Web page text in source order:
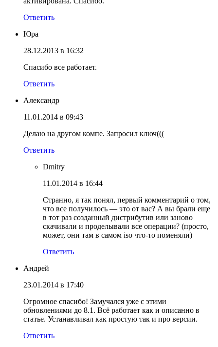
Ответить
Юра
28.12.2013 в 16:32
Спасибо все работает.
Ответить
Александр
11.01.2014 в 09:43
Делаю на другом компе. Запросил ключ(((
Ответить
Dmitry
11.01.2014 в 16:44
Странно, я так понял, первый комментарий о том,
что все получилось — это от вас? А вы брали еще
в тот раз созданный дистрибутив или заново
скачивали и проделывали все операции? (просто,
может, они там в самом iso что-то поменяли)
Ответить
Андрей
23.01.2014 в 17:40
Огромное спасибо! Замучался уже с этими
обновлениями до 8.1. Всё работает как и описанно в
статье. Устанавливал как простую так и про версии.
Ответить